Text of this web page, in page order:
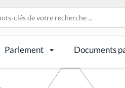
Parlement Documents